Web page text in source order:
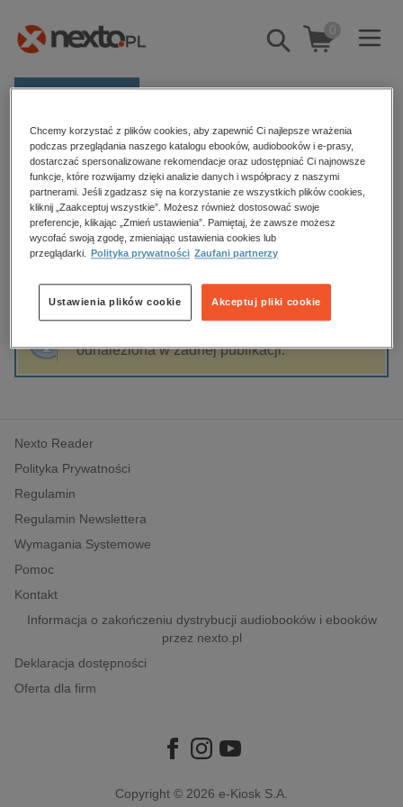
Pokaż/schowaj
wyszukiwarkę
0
Kategorie
Zobacz wszystkie E-prasa
budownictwo, aranżacja wnętrz
biznesowe, branżowe, gospodarka
dzienniki
edukacja
hobby, sport, rozrywka
komputery, internet, technologie, informatyka
polityka, społeczno-informacyjne
psychologiczne
inne
popularno-naukowe
historia
Strona główna Joanna Sorn-Gara
Joanna Sorn-Gara
Sortowanie Filtrowanie
odnaleziona w żadnej publikacji.
Nexto Reader
Polityka Prywatności
Regulamin
Regulamin Newslettera
Wymagania Systemowe
Pomoc
Kontakt
Informacja o zakończeniu dystrybucji audiobooków i ebooków
przez nexto.pl
Deklaracja dostępności
Oferta dla firm
Copyright © 2026 e-Kiosk S.A.
Chcemy korzystać z plików cookies, aby zapewnić Ci najlepsze wrażenia
podczas przeglądania naszego katalogu ebooków, audiobooków i e-prasy,
dostarczać spersonalizowane rekomendacje oraz udostępniać Ci najnowsze
funkcje, które rozwijamy dzięki analizie danych i współpracy z naszymi
partnerami. Jeśli zgadzasz się na korzystanie ze wszystkich plików cookies,
kliknij „Zaakceptuj wszystkie”. Możesz również dostosować swoje
preferencje, klikając „Zmień ustawienia”. Pamiętaj, że zawsze możesz
wycofać swoją zgodę, zmieniając ustawienia cookies lub
przeglądarki.
Polityka prywatności Zaufani partnerzy
Akceptuj pliki cookie
Ustawienia plików cookie